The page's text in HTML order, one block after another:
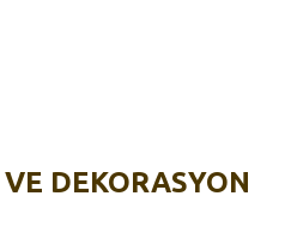
DEKORASYON